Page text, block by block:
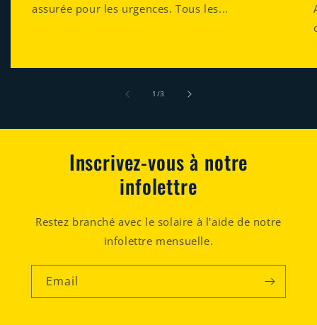
assurée pour les urgences. Tous les...
1 /of
3
Inscrivez-vous à notre
infolettre
Restez branché avec le solaire à l'aide de notre
infolettre mensuelle.
Email